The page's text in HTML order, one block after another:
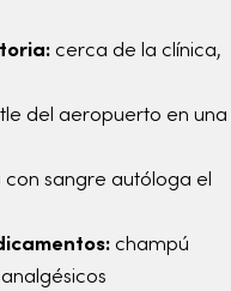
cerca de la clínica,
del aeropuerto en una
sangre autóloga el
champú